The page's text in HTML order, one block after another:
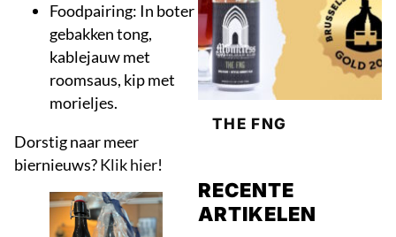
Foodpairing: In boter
gebakken tong,
kablejauw met
roomsaus, kip met
morieljes.
Dorstig naar meer
biernieuws?Klik hier!
THE FNG
RECENTE
ARTIKELEN